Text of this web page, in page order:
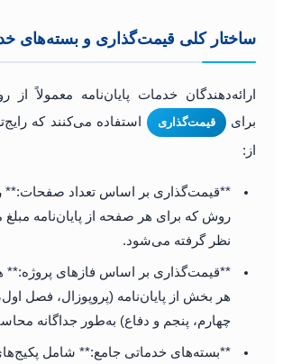
ساختار کلی قیمت‌گذاری و بسته‌های
ارائه‌دهندگان خدمات پایان‌نامه معمولاً
برای
قیمت‌گذاری
استفاده می‌کنند که
از:
**قیمت‌گذاری بر اساس تعداد صفحات:**
روش که برای هر صفحه از پایان‌نامه
نظر گرفته می‌شود.
**قیمت‌گذاری بر اساس فازهای پروژه:**
هر بخش از پایان‌نامه (پروپوزال، فصل
چهارم، پنجم و دفاع) به‌طور جداگانه
**بسته‌های خدماتی جامع:** شامل